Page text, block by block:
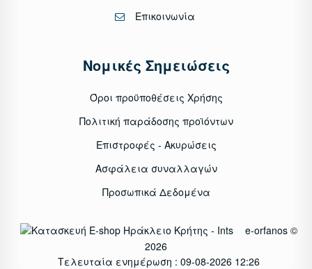
Επικοινωνία
Νομικές Σημειώσεις
Όροι προϋποθέσεις Χρήσης
Πολιτική παράδοσης προϊόντων
Επιστροφές - Ακυρώσεις
Ασφάλεια συναλλαγών
Προσωπικά Δεδομένα
e-orfanos ©
2026
Τελευταία ενημέρωση : 09-08-2026 12:26